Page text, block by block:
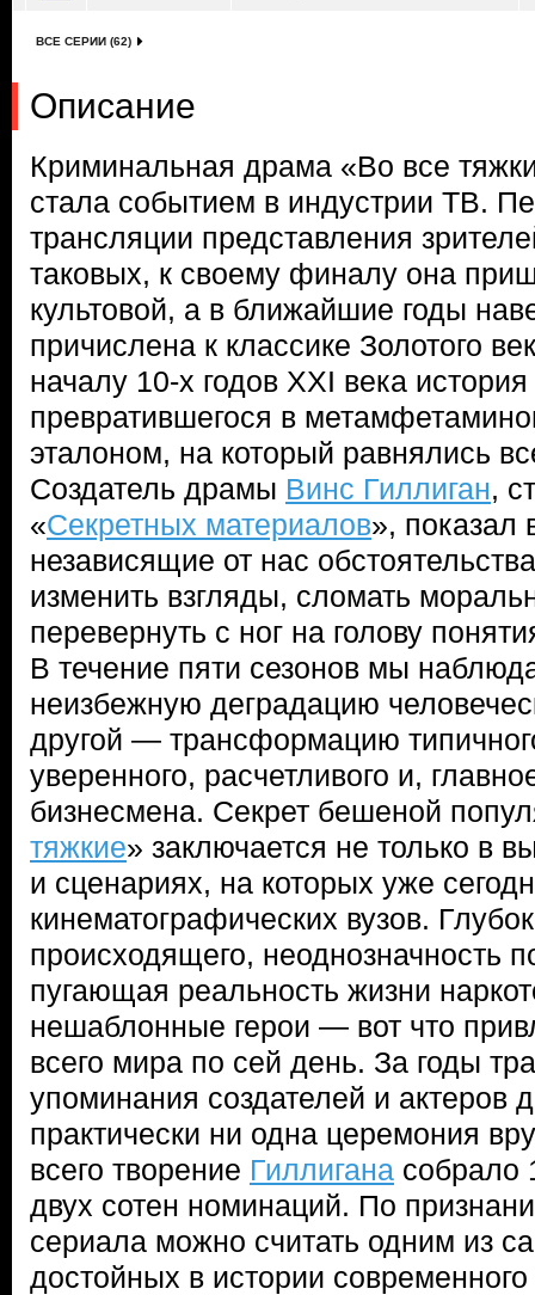
ВСЕ СЕРИИ (62)
Описание
Криминальная драма «Во все
стала событием в индустрии ТВ.
трансляции представления
таковых, к своему финалу она
культовой, а в ближайшие годы
причислена к классике Золотого
началу 10-х годов XXI века
превратившегося в
эталоном, на который равнялись
Создатель драмы Винс Гиллиган,
«Секретных материалов», показал
независящие от нас
изменить взгляды, сломать
перевернуть с ног на голову
В течение пяти сезонов мы
неизбежную деградацию
другой — трансформацию
уверенного, расчетливого и,
бизнесмена. Секрет бешеной
тяжкие» заключается не только в
и сценариях, на которых уже
кинематографических вузов.
происходящего, неоднозначность
пугающая реальность жизни
нешаблонные герои — вот что
всего мира по сей день. За годы
упоминания создателей и актеров
практически ни одна церемония
всего творение Гиллигана собрало
двух сотен номинаций. По
сериала можно считать одним из
достойных в истории